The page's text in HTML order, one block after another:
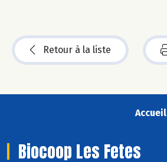
Retour à la liste
Accueil
Biocoop Les Fetes